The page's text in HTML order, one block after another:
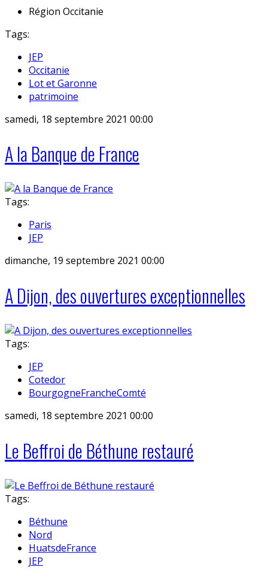
Région Occitanie
Tags:
JEP
Occitanie
Lot et Garonne
patrimoine
samedi, 18 septembre 2021 00:00
A la Banque de France
Tags:
Paris
JEP
dimanche, 19 septembre 2021 00:00
A Dijon, des ouvertures exceptionnelles
Tags:
JEP
Cotedor
BourgogneFrancheComté
samedi, 18 septembre 2021 00:00
Le Beffroi de Béthune restauré
Tags:
Béthune
Nord
HuatsdeFrance
JEP